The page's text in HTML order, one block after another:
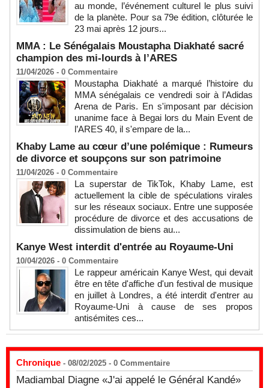
au monde, l’événement culturel le plus suivi
de la planète. Pour sa 79e édition, clôturée le
23 mai après 12 jours...
MMA : Le Sénégalais Moustapha Diakhaté sacré
champion des mi-lourds à l’ARES
11/04/2026 - 0 Commentaire
Moustapha Diakhaté a marqué l’histoire du
MMA sénégalais ce vendredi soir à l’Adidas
Arena de Paris. En s'imposant par décision
unanime face à Begai lors du Main Event de
l’ARES 40, il s'empare de la...
Khaby Lame au cœur d’une polémique : Rumeurs
de divorce et soupçons sur son patrimoine
11/04/2026 - 0 Commentaire
La superstar de TikTok, Khaby Lame, est
actuellement la cible de spéculations virales
sur les réseaux sociaux. Entre une supposée
procédure de divorce et des accusations de
dissimulation de biens au...
Kanye West interdit d'entrée au Royaume-Uni
10/04/2026 - 0 Commentaire
Le rappeur américain Kanye West, qui devait
être en tête d'affiche d'un festival de musique
en juillet à Londres, a été interdit d'entrer au
Royaume-Uni à cause de ses propos
antisémites ces...
Chronique - 08/02/2025 - 0 Commentaire
Madiambal Diagne «J'ai appelé le Général Kandé»